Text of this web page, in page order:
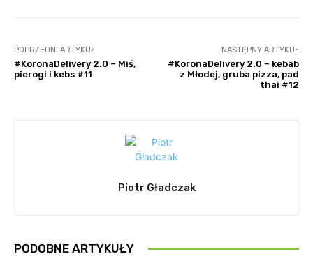
POPRZEDNI ARTYKUŁ
#KoronaDelivery 2.0 – Miś,
pierogi i kebs #11
NASTĘPNY ARTYKUŁ
#KoronaDelivery 2.0 – kebab
z Młodej, gruba pizza, pad
thai #12
Piotr Gładczak
PODOBNE ARTYKUŁY